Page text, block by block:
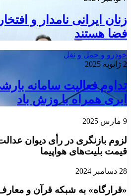
زنان ایرانی نامدار و
فضا هستند
خودرو و حمل و نقل
2 ژانویه 2025
تداوم فعالیت سامانه
ابری همراه با وزش باد
9 مارس 2025
لزوم بازنگری در رأی دیوان
قیمت بلیت‌های هواپیما
28 دسامبر 2024
«قرارگاه» به شبکه قرآن و